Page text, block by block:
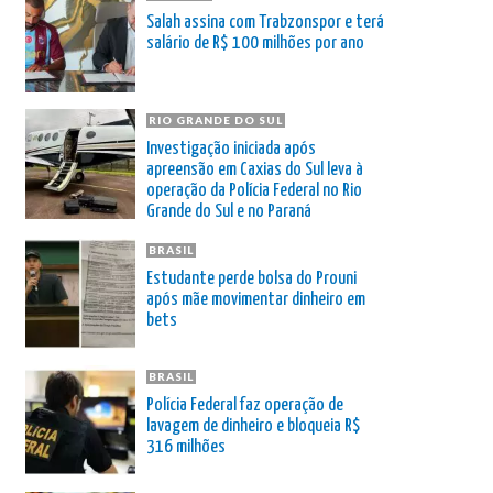
Salah assina com Trabzonspor e terá
salário de R$ 100 milhões por ano
RIO GRANDE DO SUL
Investigação iniciada após
apreensão em Caxias do Sul leva à
operação da Polícia Federal no Rio
Grande do Sul e no Paraná
BRASIL
Estudante perde bolsa do Prouni
após mãe movimentar dinheiro em
bets
BRASIL
Polícia Federal faz operação de
lavagem de dinheiro e bloqueia R$
316 milhões